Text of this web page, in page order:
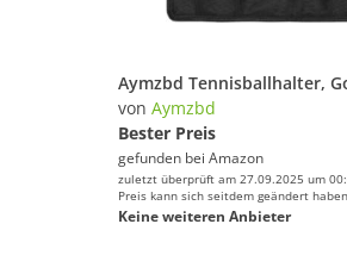
von Aymzbd
Bester Preis
gefunden bei Amazon
zuletzt überprüft am 27.09.2025 um
Preis kann sich seitdem geändert
Keine weiteren Anbieter